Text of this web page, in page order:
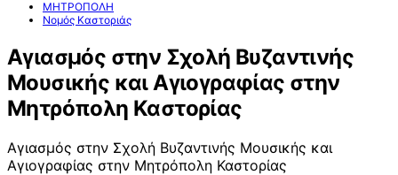
ΜΗΤΡΟΠΟΛΗ
Νομός Καστοριάς
Αγιασμός στην Σχολή Βυζαντινής
Μουσικής και Αγιογραφίας στην
Μητρόπολη Καστορίας
Αγιασμός στην Σχολή Βυζαντινής Μουσικής και
Αγιογραφίας στην Μητρόπολη Καστορίας